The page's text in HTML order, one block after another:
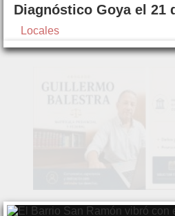
Diagnóstico Goya el 21
Locales